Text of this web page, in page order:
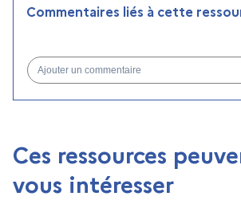
Commentaires liés à cette
Ajouter un commentaire
Ces ressources
vous intéresser